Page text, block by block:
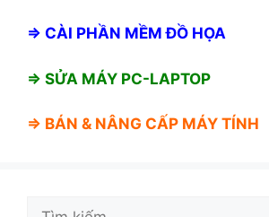
⇒ CÀI PHẦN MỀM ĐỒ HỌA
⇒ SỬA MÁY PC-LAPTOP
⇒ BÁN & NÂNG CẤP MÁY TÍNH
Tìm